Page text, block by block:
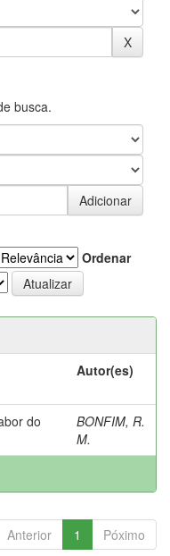
busca.
Ordenar
Autor(es)
do
BONFIM, R.
M.
Anterior 1 Póximo